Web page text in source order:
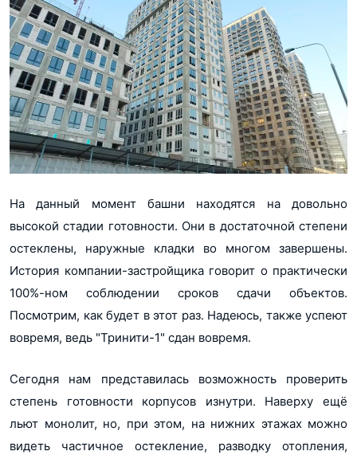
На данный момент башни находятся на довольно
высокой стадии готовности. Они в достаточной степени
остеклены, наружные кладки во многом завершены.
История компании-застройщика говорит о практически
100%-ном соблюдении сроков сдачи объектов.
Посмотрим, как будет в этот раз. Надеюсь, также успеют
вовремя, ведь "Тринити-1" сдан вовремя.
Сегодня нам представилась возможность проверить
степень готовности корпусов изнутри. Наверху ещё
льют монолит, но, при этом, на нижних этажах можно
видеть частичное остекление, разводку отопления,